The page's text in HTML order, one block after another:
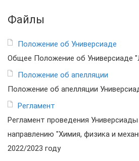
Файлы
Положение об Универсиаде
Общее Положение об Универсиаде
Положение об апелляции
Положение об апелляции
Регламент
Регламент проведения
направлению "Химия, физика и
2022/2023 году